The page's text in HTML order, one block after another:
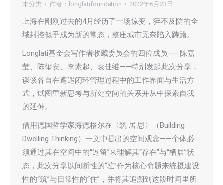
未分类 作者： longlatifoundation 2022年6月23日
上海在刚刚过去的4月经历了一场惊变，猝不及防的全
域封控似乎成为新的常态，整座城市无奈陷入踌躇。
Longlati基金会写作者收藏委员会的四位成员——陈嘉
莹、陈玺安、李素超、袁佳维——特别发起此次分享，
谈谈各自在遭遇闭环管理过程中的工作界面与生活方
式，试图重新思考与所处空间的关系并从中探索自我
的延伸。
借用德国哲学家海德格尔在〈筑·居·思〉（Building
Dwelling Thinking）一文中提出的空间观念——个体必
须通过其在空间中的“逗留”来理解其“存在”与“栖居”状
态，此次分享以间断性的“驻”作为核心命题来统摄建设
性的“筑”与日常性的“住”，并将其追溯到这段时间里所